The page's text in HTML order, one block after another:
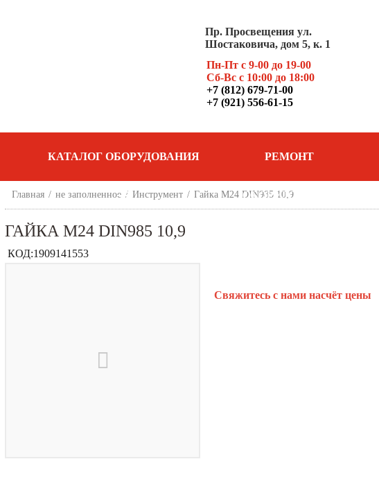
Пр. Просвещения ул.
Шостаковича, дом 5, к. 1
Пн-Пт с 9-00 до 19-00
Сб-Вс с 10:00 до 18:00
+7 (812) 679-71-00
+7 (921) 556-61-15
КАТАЛОГ ОБОРУДОВАНИЯ РЕМОНТ
ОБОРУДОВАНИЯ
Главная / не заполненное / Инструмент / Гайка М24 DIN985 10,9
ГАЙКА М24 DIN985 10,9
КОД:1909141553
Свяжитесь с нами насчёт цены